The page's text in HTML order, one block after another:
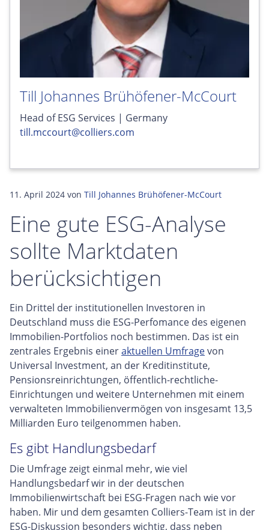
Till Johannes Brühöfener-McCourt
Head of ESG Services | Germany
till.mccourt@colliers.com
11. April 2024 von Till Johannes Brühöfener-McCourt
Eine gute ESG-Analyse
sollte Marktdaten
berücksichtigen
Ein Drittel der institutionellen Investoren in
Deutschland muss die ESG-Perfomance des eigenen
Immobilien-Portfolios noch bestimmen. Das ist ein
zentrales Ergebnis eineraktuellen Umfragevon
Universal Investment, an der Kreditinstitute,
Pensionsreinrichtungen, öffentlich-rechtliche-
Einrichtungen und weitere Unternehmen mit einem
verwalteten Immobilienvermögen von insgesamt 13,5
Milliarden Euro teilgenommen haben.
Es gibt Handlungsbedarf
Die Umfrage zeigt einmal mehr, wie viel
Handlungsbedarf wir in der deutschen
Immobilienwirtschaft bei ESG-Fragen nach wie vor
haben. Mir und dem gesamten Colliers-Team ist in der
ESG-Diskussion besonders wichtig, dass neben